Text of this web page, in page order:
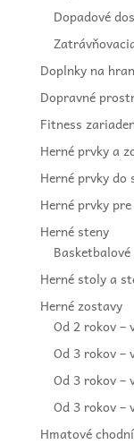
Dopadové
Doplnky na
Dopravné
Fitness
Herné prvky a
Herné prvky do
Herné prvky
Herné steny
Basketbalové
Herné stoly a
Herné zostavy
Od 2 rokov –
Od 3 rokov –
Od 3 rokov –
Od 3 rokov –
Hmatové